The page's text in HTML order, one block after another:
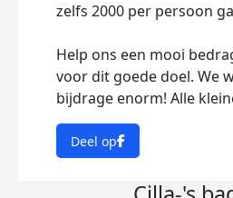
zelfs 2000 per persoon
Help ons een mooi
voor dit goede doel. We
bijdrage enorm! Alle
Deel op